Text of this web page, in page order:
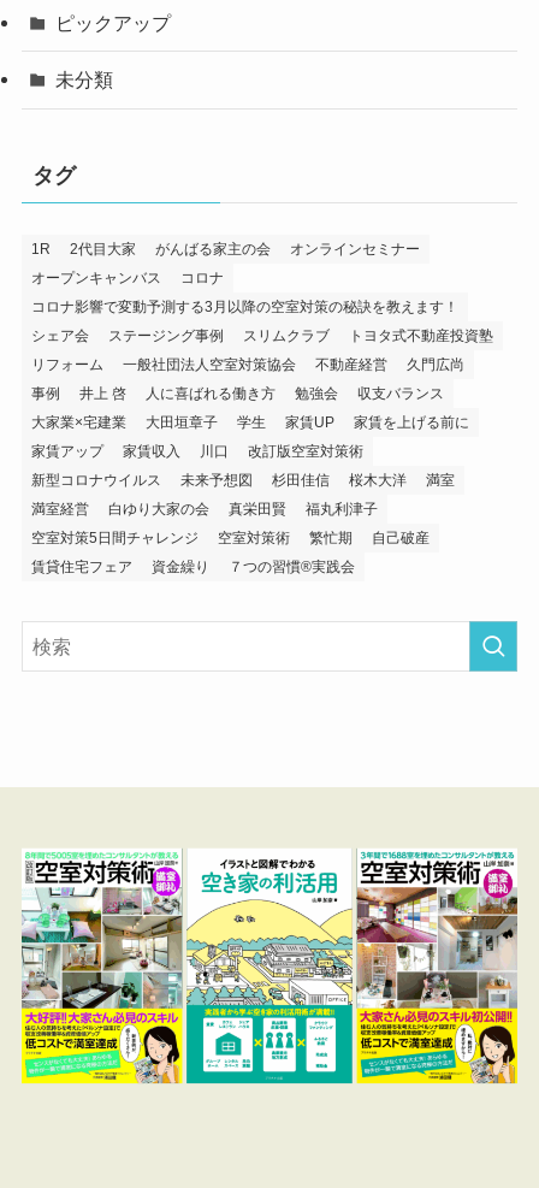
ピックアップ
未分類
タグ
1R 2代目大家 がんばる家主の会
オンラインセミナー
オープンキャンバス
コロナ
コロナ影響で変動予測する3月以降の空室対策の秘訣を教えます！
シェア会
ステージング事例 スリムクラブ
トヨタ式不動産投資塾
リフォーム
一般社団法人空室対策協会 不動産経営
久門広尚
事例
井上 啓 人に喜ばれる働き方 勉強会
収支バランス
大家業×宅建業
大田垣章子 学生 家賃UP
家賃を上げる前に
家賃アップ
家賃収入 川口
改訂版空室対策術
新型コロナウイルス
未来予想図 杉田佳信 桜木大洋
満室
満室経営
白ゆり大家の会 真栄田賢
福丸利津子
空室対策5日間チャレンジ
空室対策術 繁忙期
自己破産
賃貸住宅フェア
資金繰り ７つの習慣®実践会